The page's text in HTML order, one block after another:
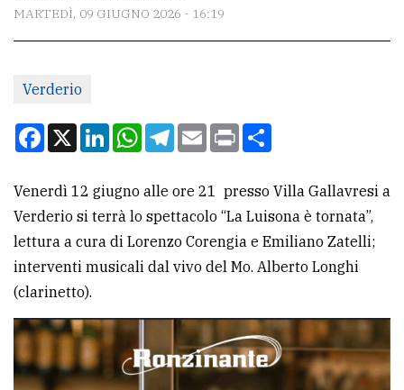
redazione
Scrivici
la
tua
pubblicità
CERCA
Cerca
per
MARTEDÌ, 09 GIUGNO 2026 - 16:19
Verderio
Facebook
X LinkedInWhatsApp
Telegram
EmailPrint
Venerdì 12 giugno alle ore 21 presso Villa Gallavresi a
Verderio si terrà lo spettacolo “La Luisona è tornata”,
lettura a cura di Lorenzo Corengia e Emiliano Zatelli;
interventi musicali dal vivo del Mo. Alberto Longhi
(clarinetto).